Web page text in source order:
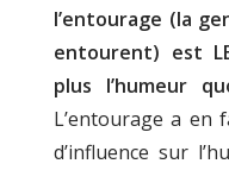
l’entourage (la
entourent) est
plus l’humeur
L’entourage a en
d’influence sur